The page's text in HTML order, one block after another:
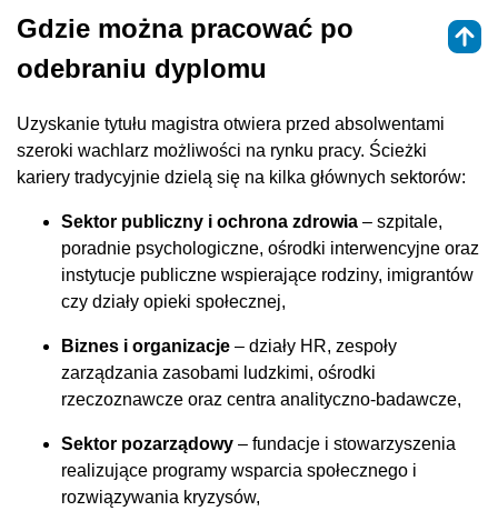
Gdzie można pracować po
odebraniu dyplomu
Uzyskanie tytułu magistra otwiera przed absolwentami
szeroki wachlarz możliwości na rynku pracy. Ścieżki
kariery tradycyjnie dzielą się na kilka głównych sektorów:
Sektor publiczny i ochrona zdrowia – szpitale,
poradnie psychologiczne, ośrodki interwencyjne oraz
instytucje publiczne wspierające rodziny, imigrantów
czy działy opieki społecznej,
Biznes i organizacje – działy HR, zespoły
zarządzania zasobami ludzkimi, ośrodki
rzeczoznawcze oraz centra analityczno-badawcze,
Sektor pozarządowy – fundacje i stowarzyszenia
realizujące programy wsparcia społecznego i
rozwiązywania kryzysów,